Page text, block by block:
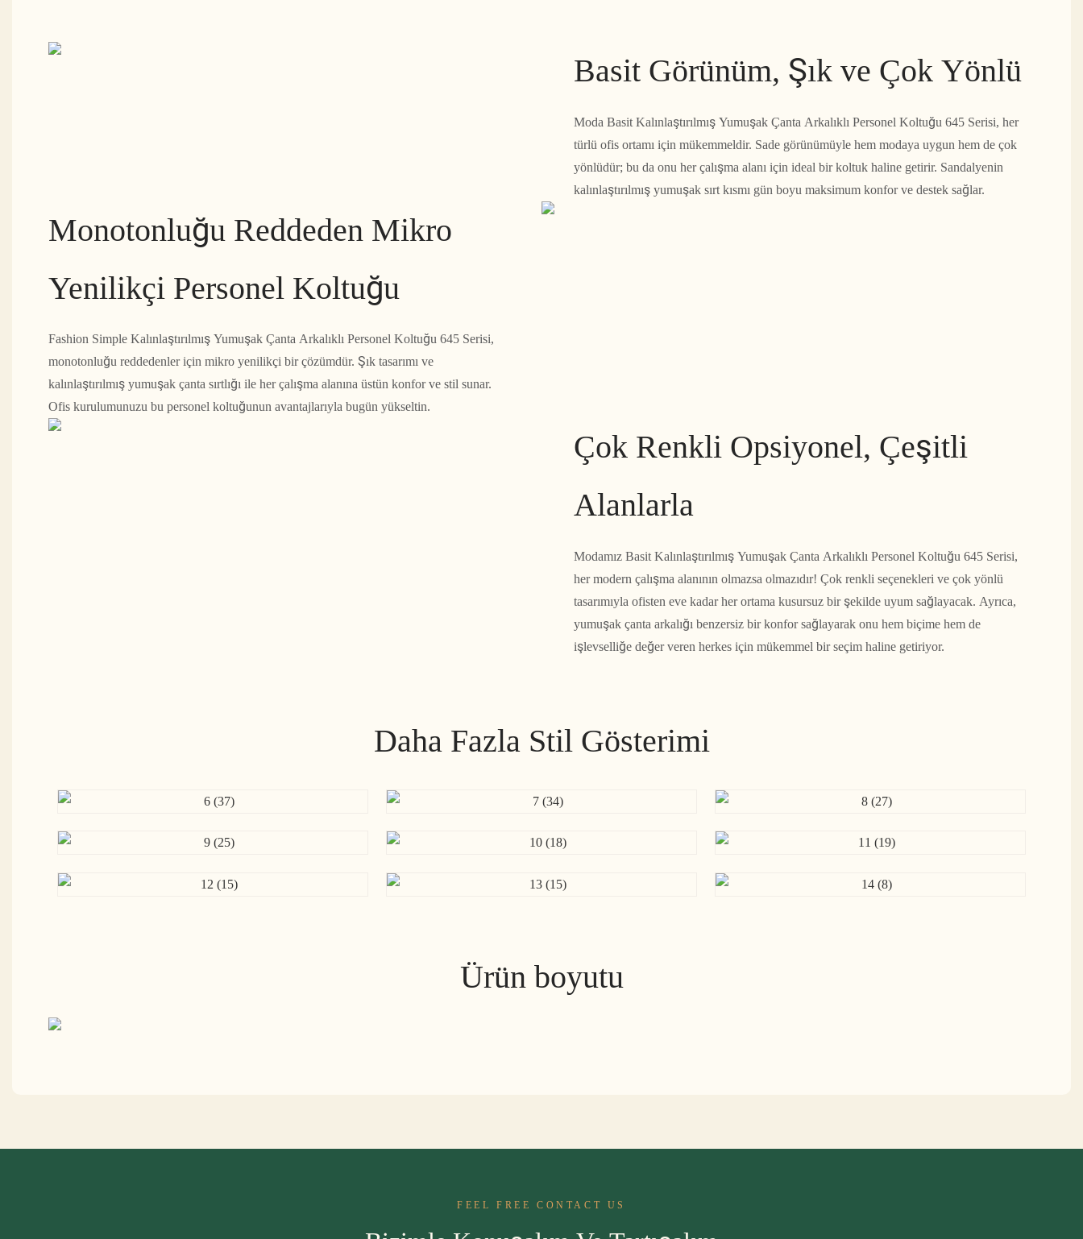
Basit Görünüm, Şık ve Çok Yönlü
Moda Basit Kalınlaştırılmış Yumuşak Çanta Arkalıklı Personel Koltuğu 645 Serisi, her
türlü ofis ortamı için mükemmeldir. Sade görünümüyle hem modaya uygun hem de çok
yönlüdür; bu da onu her çalışma alanı için ideal bir koltuk haline getirir. Sandalyenin
kalınlaştırılmış yumuşak sırt kısmı gün boyu maksimum konfor ve destek sağlar.
Monotonluğu Reddeden Mikro
Yenilikçi Personel Koltuğu
Fashion Simple Kalınlaştırılmış Yumuşak Çanta Arkalıklı Personel Koltuğu 645 Serisi,
monotonluğu reddedenler için mikro yenilikçi bir çözümdür. Şık tasarımı ve
kalınlaştırılmış yumuşak çanta sırtlığı ile her çalışma alanına üstün konfor ve stil sunar.
Ofis kurulumunuzu bu personel koltuğunun avantajlarıyla bugün yükseltin.
Çok Renkli Opsiyonel, Çeşitli
Alanlarla
Modamız Basit Kalınlaştırılmış Yumuşak Çanta Arkalıklı Personel Koltuğu 645 Serisi,
her modern çalışma alanının olmazsa olmazıdır! Çok renkli seçenekleri ve çok yönlü
tasarımıyla ofisten eve kadar her ortama kusursuz bir şekilde uyum sağlayacak. Ayrıca,
yumuşak çanta arkalığı benzersiz bir konfor sağlayarak onu hem biçime hem de
işlevselliğe değer veren herkes için mükemmel bir seçim haline getiriyor.
Daha Fazla Stil Gösterimi
Ürün boyutu
FEEL FREE CONTACT US